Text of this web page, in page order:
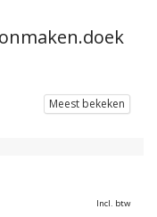
Meest bekeken
Incl. btw